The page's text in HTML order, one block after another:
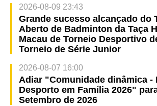
2026-08-09 23:43
Grande sucesso alcançado do
Aberto de Badminton da Taça
Macau de Torneio Desportivo
Torneio de Série Junior
2026-08-07 16:00
Adiar "Comunidade dinâmica -
Desporto em Família 2026"
Setembro de 2026